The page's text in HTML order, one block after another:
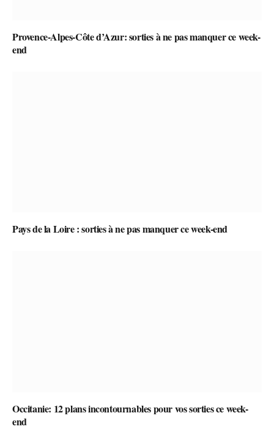
Provence-Alpes-Côte d’Azur: sorties à ne pas manquer ce week-
end
Pays de la Loire : sorties à ne pas manquer ce week-end
Occitanie: 12 plans incontournables pour vos sorties ce week-
end